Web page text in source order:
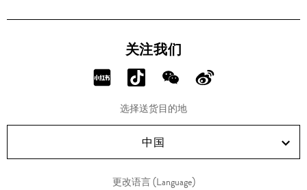
关注我们
分
RED!
分
享
Douyin!
分
享
WeChat!
分
Weibo!
选择送货目的地
中国
更改语言 (Language)